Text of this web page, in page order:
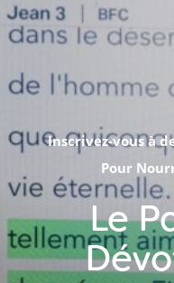
Inscrivez-vous à
Pour
Le